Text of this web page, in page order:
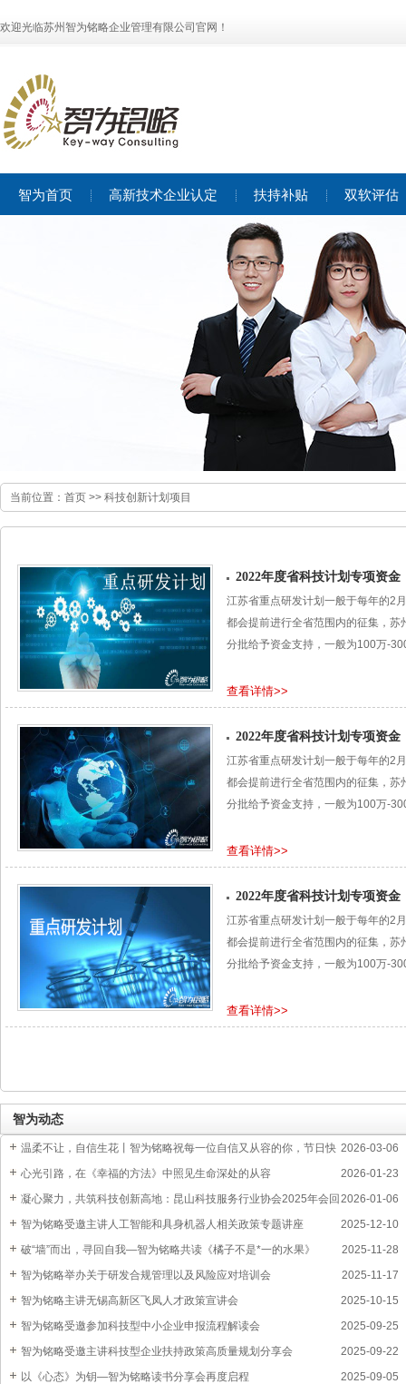
欢迎光临苏州智为铭略企业管理有限公司官网！
智为首页 高新技术企业认定 扶持补贴 双软评估
当前位置： 首页 >> 科技创新计划项目
2022年度省科技计划专项资
江苏省重点研发计划一般于每年的2
都会提前进行全省范围内的征集，
分批给予资金支持，一般为100万-
查看详情>>
2022年度省科技计划专项资
江苏省重点研发计划一般于每年的2
都会提前进行全省范围内的征集，
分批给予资金支持，一般为100万-
查看详情>>
2022年度省科技计划专项资
江苏省重点研发计划一般于每年的2
都会提前进行全省范围内的征集，
分批给予资金支持，一般为100万-
查看详情>>
智为动态
2026-03-06
温柔不让，自信生花丨智为铭略祝每一位自信又从容的你，节日快
乐
2026-01-23
心光引路，在《幸福的方法》中照见生命深处的从容
2026-01-06
凝心聚力，共筑科技创新高地：昆山科技服务行业协会2025年会回
顾与展望
2025-12-10
智为铭略受邀主讲人工智能和具身机器人相关政策专题讲座
2025-11-28
破“墙”而出，寻回自我—智为铭略共读《橘子不是*一的水果》
2025-11-17
智为铭略举办关于研发合规管理以及风险应对培训会
2025-10-15
智为铭略主讲无锡高新区飞凤人才政策宣讲会
2025-09-25
智为铭略受邀参加科技型中小企业申报流程解读会
2025-09-22
智为铭略受邀主讲科技型企业扶持政策高质量规划分享会
2025-09-05
以《心态》为钥—智为铭略读书分享会再度启程